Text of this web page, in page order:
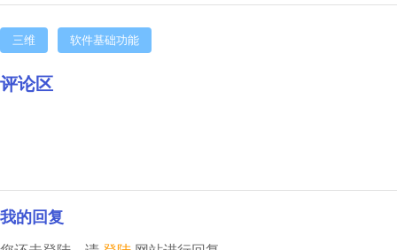
三维 软件基础功能
评论区
我的回复